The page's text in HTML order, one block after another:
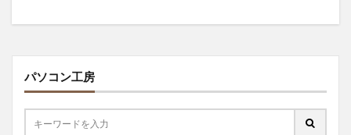
パソコン工房